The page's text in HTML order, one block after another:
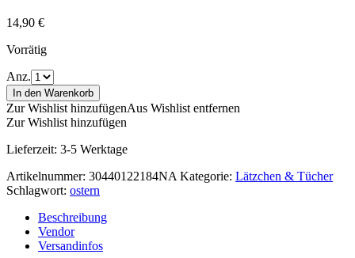
14,90 €
Vorrätig
Anz.
In den Warenkorb
Zur Wishlist hinzufügenAus Wishlist entfernen
Zur Wishlist hinzufügen
Lieferzeit: 3-5 Werktage
Artikelnummer: 30440122184NA Kategorie: Lätzchen & Tücher
Schlagwort: ostern
Beschreibung
Vendor
Versandinfos